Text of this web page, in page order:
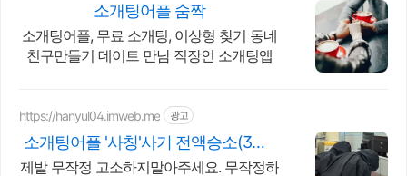
소개팅어플 숨짝
소개팅어플, 무료 소개팅, 이상형 찾기 동네
친구만들기 데이트 만남 직장인 소개팅앱
https://hanyul04.imweb.me 광고
소개팅어플 '사칭'사기 전액승소(3억7
천) 사례보유
제발 무작정 고소하지말아주세요. 무작정하